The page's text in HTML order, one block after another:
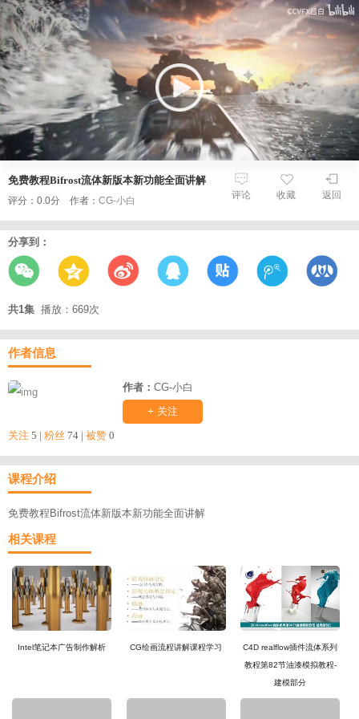
免费教程Bifrost流体新版本新功能全面讲解
评分：0.0分 作者： CG-小白 返回
收藏
评论
分享到：
共1集 播放：669次
作者信息
作者：CG-小白
+ 关注
关注 5 | 粉丝 74 | 被赞 0
课程介绍
免费教程Bifrost流体新版本新功能全面讲解
相关课程
Intel笔记本广告制作解析 CG绘画流程讲解课程学习
C4D realflow插件流体系列
教程第82节油漆模拟教程-
建模部分